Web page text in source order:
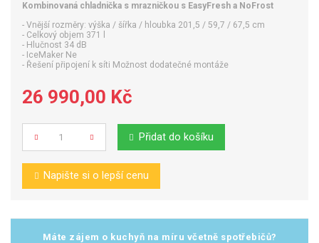
Kombinovaná chladnička s mrazničkou s EasyFresh a NoFrost
- Vnější rozměry: výška / šířka / hloubka 201,5 / 59,7 / 67,5 cm
- Celkový objem 371 l
- Hlučnost 34 dB
- IceMaker Ne
- Řešení připojení k síti Možnost dodatečné montáže
26 990,00 Kč
Počet Přidat do košíku
Napište si o lepší cenu
Máte zájem o kuchyň na míru včetně spotřebičů?